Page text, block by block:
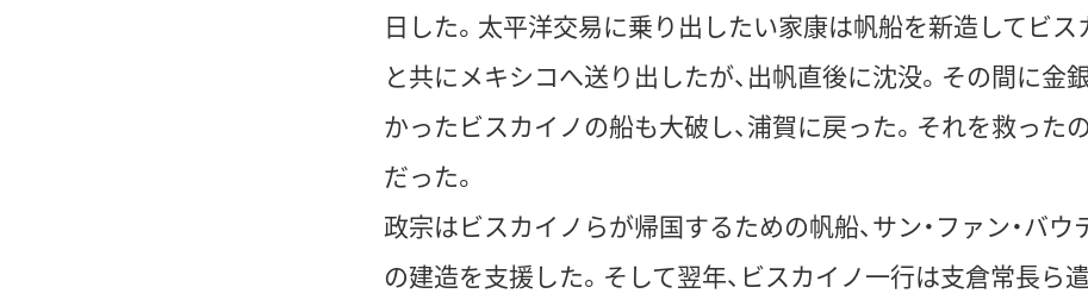
日した。太平洋交易に乗り出したい家康は帆船を新造してビス
と共にメキシコへ送り出したが、出帆直後に沈没。その間に金
かったビスカイノの船も大破し、浦賀に戻った。それを救った
だった。
政宗はビスカイノらが帰国するための帆船、サン・ファン・バウ
の建造を支援した。そして翌年、ビスカイノ一行は支倉常長ら